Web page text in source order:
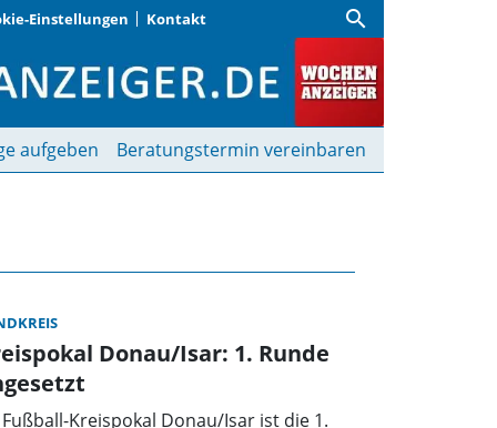
Einstellungen Kontakt search
aufgeben Beratungstermin vereinbaren
Donau/Isar: 1. Runde
Kreispokal Donau/Isar ist die 1.